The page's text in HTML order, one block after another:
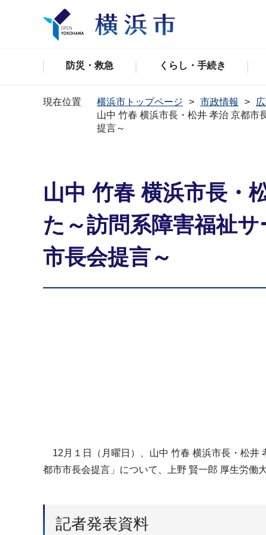
防災・救急 くらし・手続き
現在位置 横浜市トップページ 市政情報
山中 竹春 横浜市長・松井 孝治 京都
提言～
山中 竹春 横浜市長・
た～訪問系障害福祉
市長会提言～
12月１日（月曜日）、山中 竹春 横浜市長・松井
都市市長会提言」について、上野 賢一郎 厚生労働
記者発表資料